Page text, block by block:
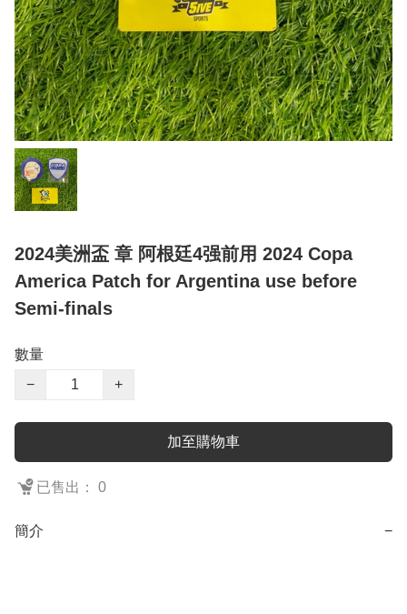
2024美洲盃 章 阿根廷4强前用 2024 Copa
America Patch for Argentina use before
Semi-finals
數量
−
+
加至購物車
已售出： 0
簡介 −